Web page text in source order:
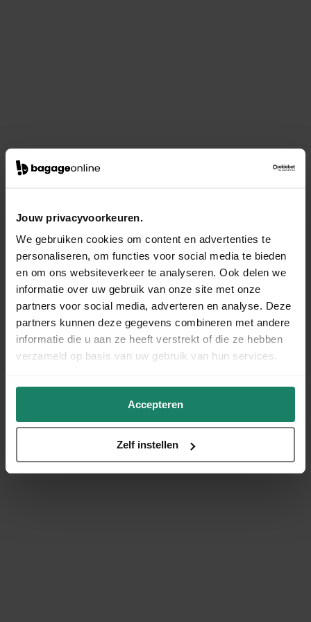
Jouw privacyvoorkeuren.
We gebruiken cookies om content en advertenties te
personaliseren, om functies voor social media te bieden
en om ons websiteverkeer te analyseren. Ook delen we
informatie over uw gebruik van onze site met onze
partners voor social media, adverteren en analyse. Deze
partners kunnen deze gegevens combineren met andere
informatie die u aan ze heeft verstrekt of die ze hebben
verzameld op basis van uw gebruik van hun services.
Accepteren
Zelf instellen